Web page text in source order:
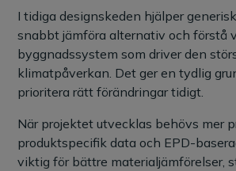
I tidiga designskeden hjälper
snabbt jämföra alternativ och förstå
byggnadssystem som driver den
klimatpåverkan. Det ger en tydlig
prioritera rätt förändringar tidigt.
När projektet utvecklas behövs mer
produktspecifik data och EPD-
viktig för bättre materialjämförelser,